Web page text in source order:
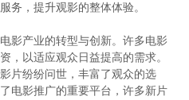
务，提升观影的整体体验。
影产业的转型与创新。许多电影
，以适应观众日益提高的需求。
片纷纷问世，丰富了观众的选
电影推广的重要平台，许多新片